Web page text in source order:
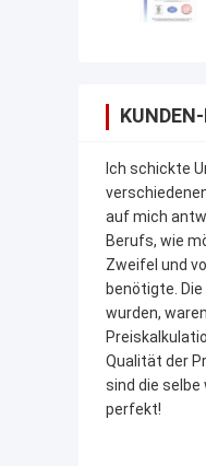
Ich schickte
auf mich
Berufs, wie
Zweifel und
benötigte.
wurden,
Qualität der
sind die selbe
perfekt!